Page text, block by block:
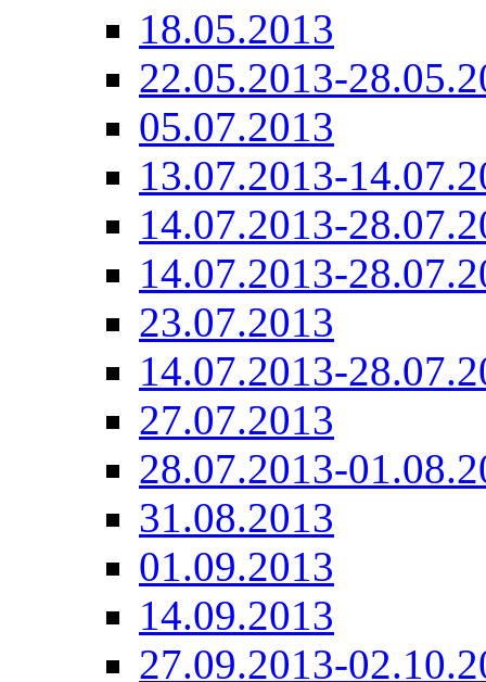
18.05.2013
22.05.2013-
05.07.2013
13.07.2013-
14.07.2013-
14.07.2013-
23.07.2013
14.07.2013-
27.07.2013
28.07.2013-
31.08.2013
01.09.2013
14.09.2013
27.09.2013-